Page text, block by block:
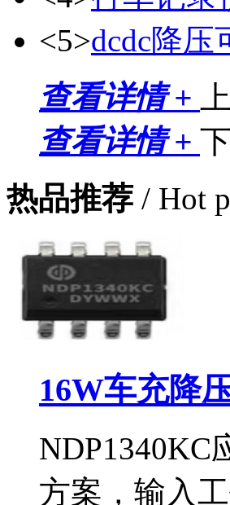
<5>dcdc降压
查看详情 +
查看详情 +
热品推荐 / Hot
16W车充降
NDP1340KC
方案，输入